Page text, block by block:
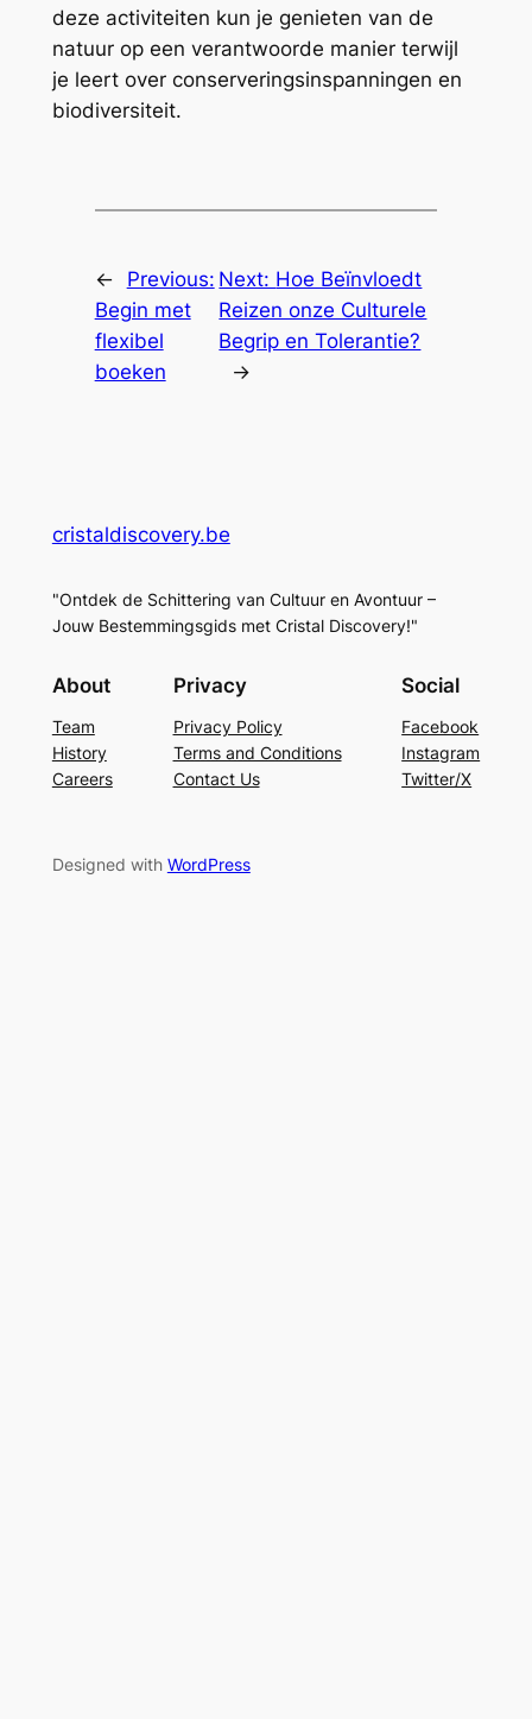
deze activiteiten kun je genieten van de
natuur op een verantwoorde manier terwijl
je leert over conserveringsinspanningen en
biodiversiteit.
←
Previous:
Begin met
flexibel
boeken
Next: Hoe Beïnvloedt
Reizen onze Culturele
Begrip en Tolerantie?
→
cristaldiscovery.be
"Ontdek de Schittering van Cultuur en Avontuur –
Jouw Bestemmingsgids met Cristal Discovery!"
About
Team
History
Careers
Privacy
Privacy Policy
Terms and Conditions
Contact Us
Social
Facebook
Instagram
Twitter/X
Designed with WordPress